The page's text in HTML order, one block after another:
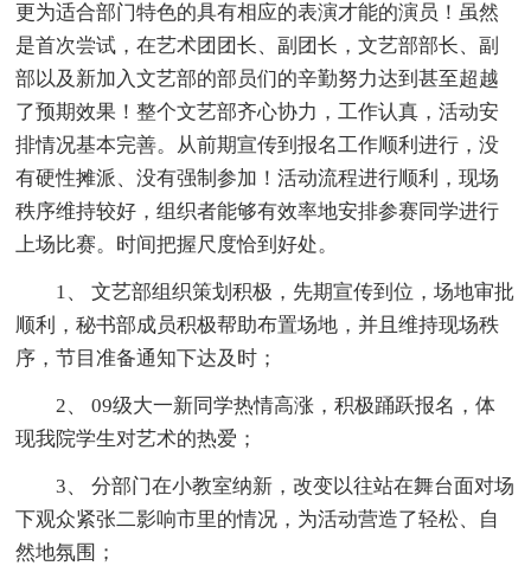
更为适合部门特色的具有相应的表演才能的演员！虽然
是首次尝试，在艺术团团长、副团长，文艺部部长、副
部以及新加入文艺部的部员们的辛勤努力达到甚至超越
了预期效果！整个文艺部齐心协力，工作认真，活动安
排情况基本完善。从前期宣传到报名工作顺利进行，没
有硬性摊派、没有强制参加！活动流程进行顺利，现场
秩序维持较好，组织者能够有效率地安排参赛同学进行
上场比赛。时间把握尺度恰到好处。
1、 文艺部组织策划积极，先期宣传到位，场地审批
顺利，秘书部成员积极帮助布置场地，并且维持现场秩
序，节目准备通知下达及时；
2、 09级大一新同学热情高涨，积极踊跃报名，体
现我院学生对艺术的热爱；
3、 分部门在小教室纳新，改变以往站在舞台面对场
下观众紧张二影响市里的情况，为活动营造了轻松、自
然地氛围；